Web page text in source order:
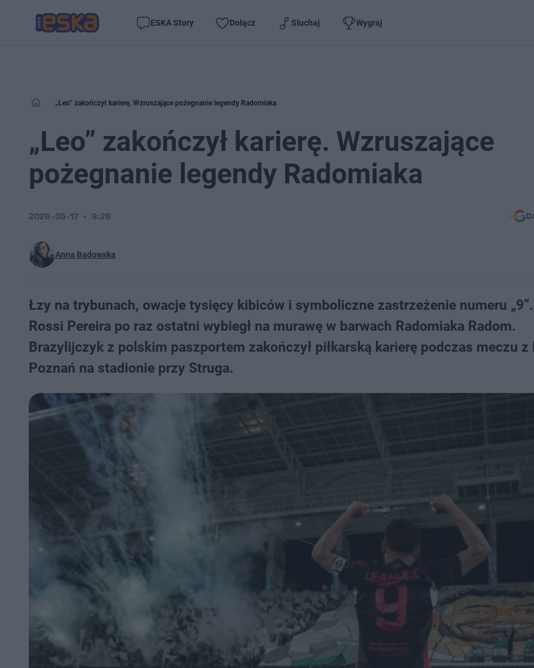
ESKA Story Dołącz Słuchaj Wygraj
„Leo” zakończył karierę. Wzruszające pożegnanie legendy Radomiaka
„Leo” zakończył karierę. Wzruszające
pożegnanie legendy Radomiaka
Anna Badowska
2026-05-17 9:26
Łzy na trybunach, owacje tysięcy kibiców i symboliczne zastrzeżenie numeru
Rossi Pereira po raz ostatni wybiegł na murawę w barwach Radomiaka Radom.
Brazylijczyk z polskim paszportem zakończył piłkarską karierę podczas meczu z
Poznań na stadionie przy Struga.